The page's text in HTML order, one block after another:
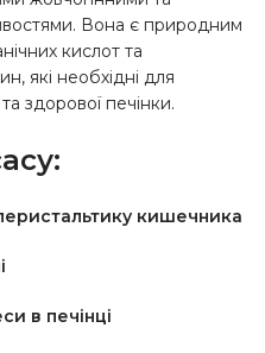
Вона є природним
кислот та
які необхідні для
здорової печінки.
кишечника
в печінці